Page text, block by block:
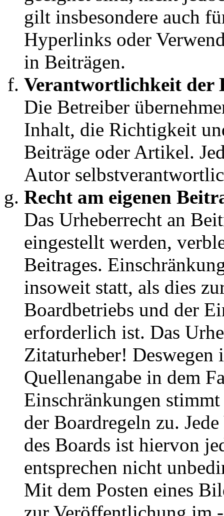
Hyperlinks oder
in Beiträgen.
Verantwortlichkeit der
Die Betreiber
Inhalt, die Richtigkeit
Beiträge oder Artikel.
Autor
Recht am eigenen
Das Urheberrecht an
eingestellt werden,
Beitrages.
insoweit statt, als dies
Boardbetriebs und der
erforderlich ist. Das
Zitaturheber!
Quellenangabe in dem
Einschränkungen
der Boardregeln zu.
des Boards ist hiervon
entsprechen nicht
Mit dem Posten eines
zur Veröffentlichung im
uneingeschränkt und